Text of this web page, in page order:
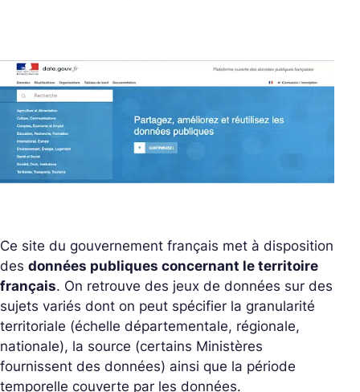
Ce site du gouvernement français met à disposition
des données publiques concernant le territoire
français. On retrouve des jeux de données sur des
sujets variés dont on peut spécifier la granularité
territoriale (échelle départementale, régionale,
nationale), la source (certains Ministères
fournissent des données) ainsi que la période
temporelle couverte par les données.